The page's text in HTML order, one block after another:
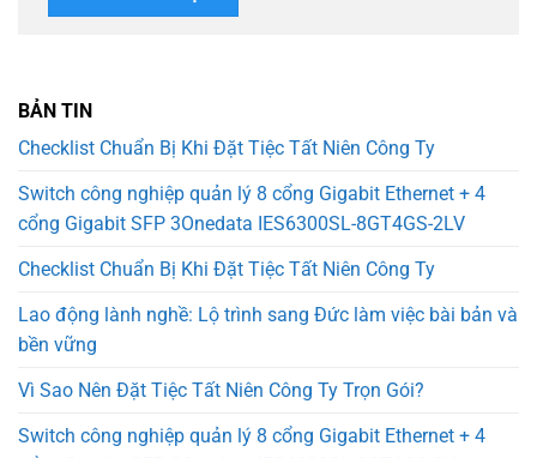
BẢN TIN
Checklist Chuẩn Bị Khi Đặt Tiệc Tất Niên Công Ty
Switch công nghiệp quản lý 8 cổng Gigabit Ethernet + 4
cổng Gigabit SFP 3Onedata IES6300SL-8GT4GS-2LV
Checklist Chuẩn Bị Khi Đặt Tiệc Tất Niên Công Ty
Lao động lành nghề: Lộ trình sang Đức làm việc bài bản và
bền vững
Vì Sao Nên Đặt Tiệc Tất Niên Công Ty Trọn Gói?
Switch công nghiệp quản lý 8 cổng Gigabit Ethernet + 4